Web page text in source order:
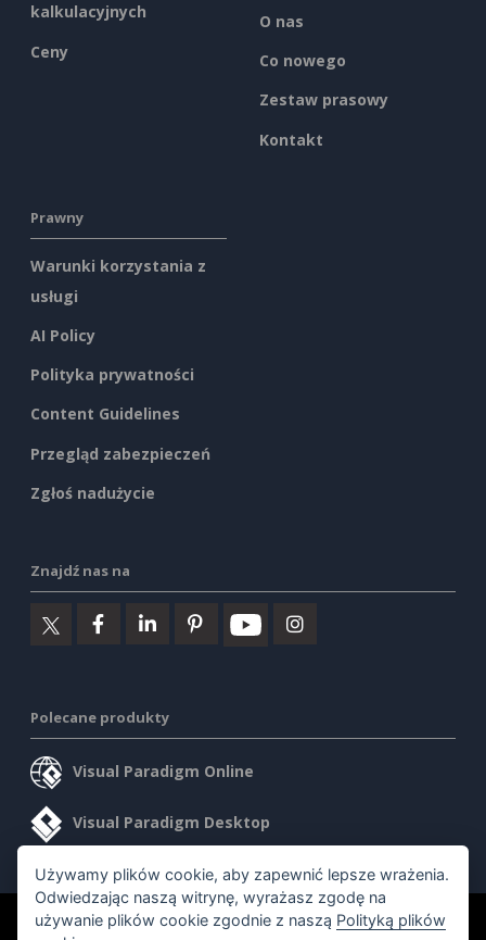
kalkulacyjnych
Ceny
O nas
Co nowego
Zestaw prasowy
Kontakt
Prawny
Warunki korzystania z
usługi
AI Policy
Polityka prywatności
Content Guidelines
Przegląd zabezpieczeń
Zgłoś nadużycie
Znajdź nas na
Polecane produkty
Visual Paradigm Online
Visual Paradigm Desktop
©2026 by Visual Paradigm. Wszelkie prawa zastrzeżone.
Używamy plików cookie, aby zapewnić lepsze wrażenia.
Odwiedzając naszą witrynę, wyrażasz zgodę na
używanie plików cookie zgodnie z naszą Polityką plików